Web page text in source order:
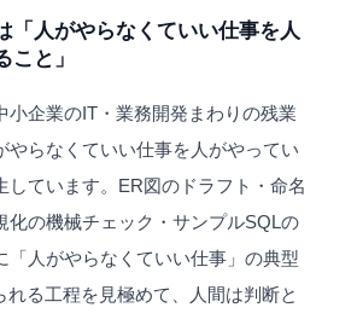
「人がやらなくていい仕事を人
こと」
小企業のIT・業務開発まわりの残業
やらなくていい仕事を人がやってい
しています。ER図のドラフト・命名
化の機械チェック・サンプルSQLの
「人がやらなくていい仕事」の典型
れる工程を見極めて、人間は判断と